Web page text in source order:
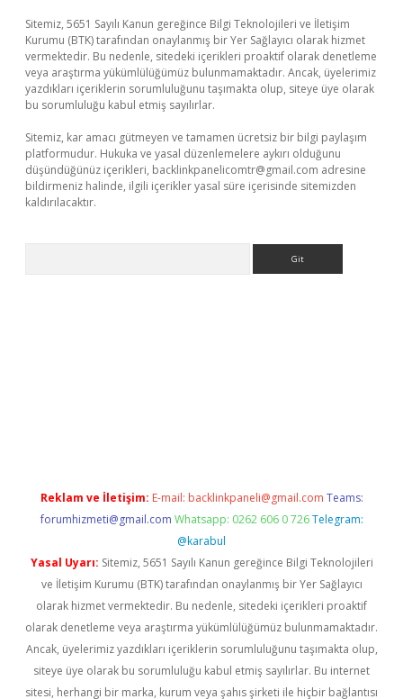
Sitemiz, 5651 Sayılı Kanun gereğince Bilgi Teknolojileri ve İletişim
Kurumu (BTK) tarafından onaylanmış bir Yer Sağlayıcı olarak hizmet
vermektedir. Bu nedenle, sitedeki içerikleri proaktif olarak denetleme
veya araştırma yükümlülüğümüz bulunmamaktadır. Ancak, üyelerimiz
yazdıkları içeriklerin sorumluluğunu taşımakta olup, siteye üye olarak
bu sorumluluğu kabul etmiş sayılırlar.
Sitemiz, kar amacı gütmeyen ve tamamen ücretsiz bir bilgi paylaşım
platformudur. Hukuka ve yasal düzenlemelere aykırı olduğunu
düşündüğünüz içerikleri, backlinkpanelicomtr@gmail.com adresine
bildirmeniz halinde, ilgili içerikler yasal süre içerisinde sitemizden
kaldırılacaktır.
Reklam ve İletişim: E-mail: backlinkpaneli@gmail.com Teams:
forumhizmeti@gmail.com Whatsapp: 0262 606 0 726 Telegram:
@karabul
Yasal Uyarı: Sitemiz, 5651 Sayılı Kanun gereğince Bilgi Teknolojileri
ve İletişim Kurumu (BTK) tarafından onaylanmış bir Yer Sağlayıcı
olarak hizmet vermektedir. Bu nedenle, sitedeki içerikleri proaktif
olarak denetleme veya araştırma yükümlülüğümüz bulunmamaktadır.
Ancak, üyelerimiz yazdıkları içeriklerin sorumluluğunu taşımakta olup,
siteye üye olarak bu sorumluluğu kabul etmiş sayılırlar. Bu internet
sitesi, herhangi bir marka, kurum veya şahıs şirketi ile hiçbir bağlantısı